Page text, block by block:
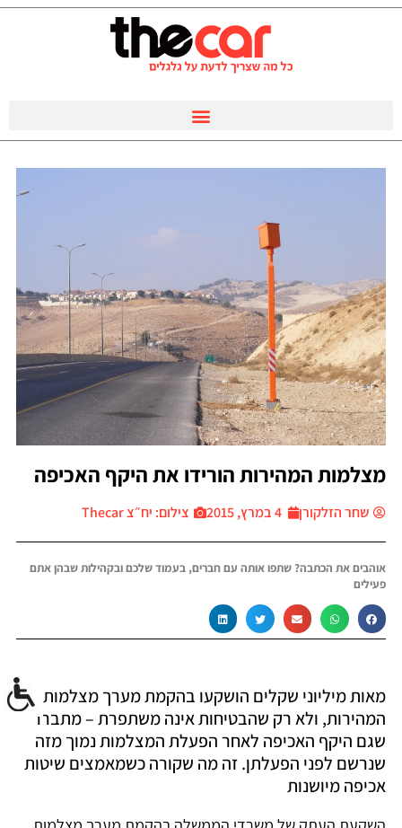
מצלמות המהירות הורידו את היקף האכיפה
שחר הזלקורן 4 במרץ, 2015 צילום: יח״צ Thecar
אוהבים את הכתבה? שתפו אותה עם חברים, בעמוד שלכם ובקהילות שבהן אתם
פעילים
מאות מיליוני שקלים הושקעו בהקמת מערך מצלמות
המהירות, ולא רק שהבטיחות אינה משתפרת – מתברר
שגם היקף האכיפה לאחר הפעלת המצלמות נמוך מזה
שנרשם לפני הפעלתן. זה מה שקורה כשמאמצים שיטות
אכיפה מיושנות